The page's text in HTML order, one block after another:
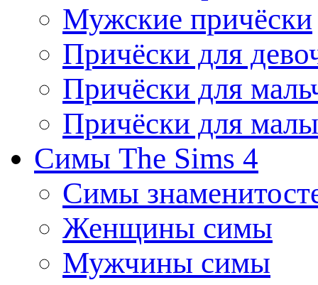
Мужские причёски
Причёски для
Причёски для
Причёски для
Симы The Sims 4
Симы
Женщины симы
Мужчины симы